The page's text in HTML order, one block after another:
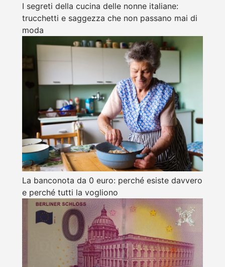
I segreti della cucina delle nonne italiane:
trucchetti e saggezza che non passano mai di
moda
La banconota da 0 euro: perché esiste davvero
e perché tutti la vogliono